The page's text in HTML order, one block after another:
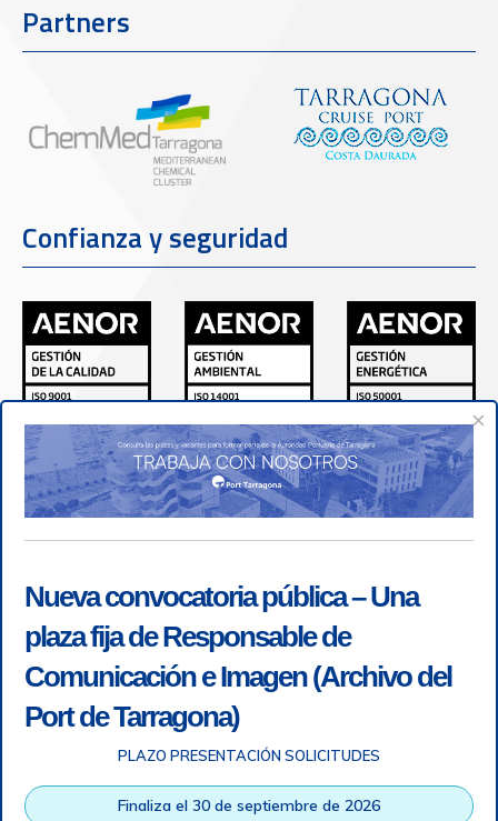
Partners
Confianza y seguridad
grabación telefónica
| SGSI | Login
×
Nueva convocatoria pública – Una
plaza fija de Responsable de
Comunicación e Imagen (Archivo del
Port de Tarragona)
PLAZO PRESENTACIÓN SOLICITUDES
Finaliza el 30 de septiembre de 2026